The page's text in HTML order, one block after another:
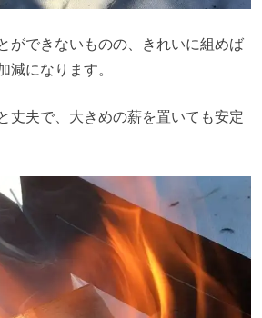
ができないものの、きれいに組めば
になります。
丈夫で、大きめの薪を置いても安定